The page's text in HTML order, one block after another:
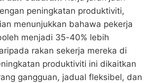
peningkatan produktiviti,
menunjukkan bahawa pekerja
menjadi 35-40% lebih
rakan sekerja mereka di
produktiviti ini dikaitkan
gangguan, jadual fleksibel, dan